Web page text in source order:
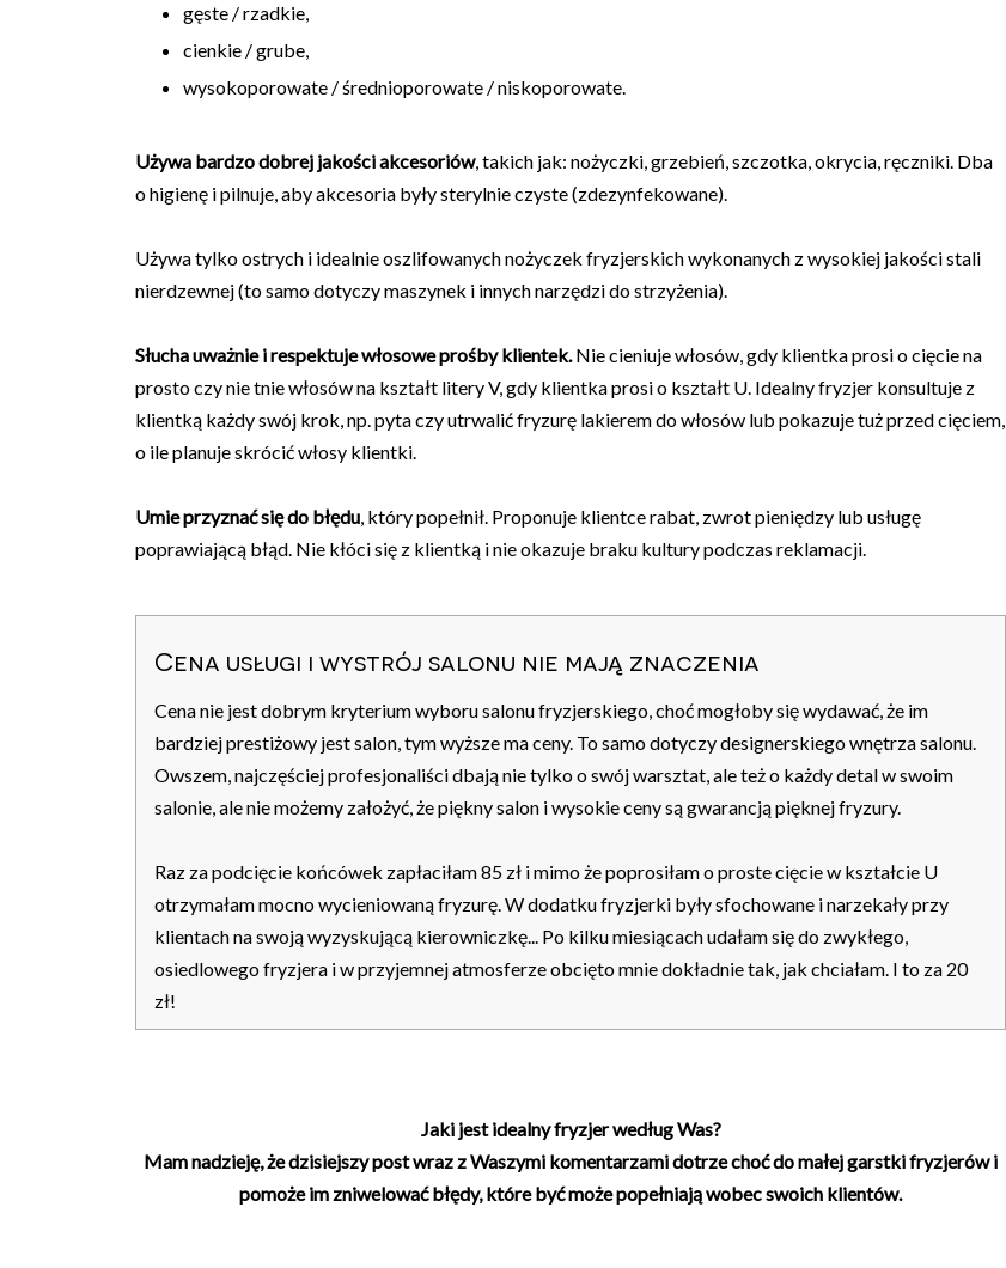
gęste / rzadkie,
cienkie / grube,
wysokoporowate / średnioporowate / niskoporowate.
Używa bardzo dobrej jakości akcesoriów, takich jak: nożyczki, grzebień, szczotka, okrycia, ręczniki. Dba
o higienę i pilnuje, aby akcesoria były sterylnie czyste (zdezynfekowane).
Używa tylko ostrych i idealnie oszlifowanych nożyczek fryzjerskich wykonanych z wysokiej jakości stali
nierdzewnej (to samo dotyczy maszynek i innych narzędzi do strzyżenia).
Słucha uważnie i respektuje włosowe prośby klientek.Nie cieniuje włosów, gdy klientka prosi o cięcie na
prosto czy nie tnie włosów na kształt litery V, gdy klientka prosi o kształt U. Idealny fryzjer konsultuje z
klientką każdy swój krok, np. pyta czy utrwalić fryzurę lakierem do włosów lub pokazuje tuż przed cięciem,
o ile planuje skrócić włosy klientki.
Umie przyznać się do błędu, który popełnił. Proponuje klientce rabat, zwrot pieniędzy lub usługę
poprawiającą błąd. Nie kłóci się z klientką i nie okazuje braku kultury podczas reklamacji.
Cena usługi i wystrój salonu nie mają znaczenia
Cena nie jest dobrym kryterium wyboru salonu fryzjerskiego, choć mogłoby się wydawać, że im
bardziej prestiżowy jest salon, tym wyższe ma ceny. To samo dotyczy designerskiego wnętrza salonu.
Owszem, najczęściej profesjonaliści dbają nie tylko o swój warsztat, ale też o każdy detal w swoim
salonie, ale nie możemy założyć, że piękny salon i wysokie ceny są gwarancją pięknej fryzury.
Raz za podcięcie końcówek zapłaciłam 85 zł i mimo że poprosiłam o proste cięcie w kształcie U
otrzymałam mocno wycieniowaną fryzurę. W dodatku fryzjerki były sfochowane i narzekały przy
klientach na swoją wyzyskującą kierowniczkę... Po kilku miesiącach udałam się do zwykłego,
osiedlowego fryzjera i w przyjemnej atmosferze obcięto mnie dokładnie tak, jak chciałam. I to za 20
zł!
Jaki jest idealny fryzjer według Was?
Mam nadzieję, że dzisiejszy post wraz z Waszymi komentarzami dotrze choć do małej garstki fryzjerów i
pomoże im zniwelować błędy, które być może popełniają wobec swoich klientów.